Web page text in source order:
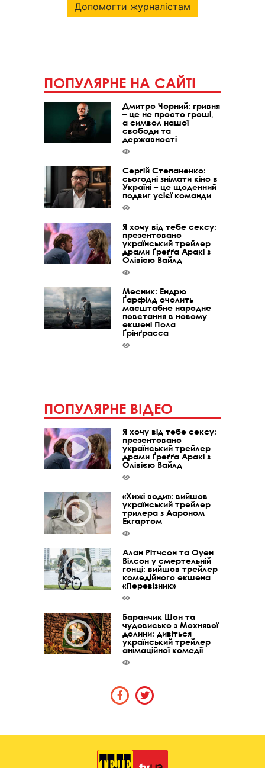
Допомогти журналістам
ПОПУЛЯРНЕ НА САЙТІ
Дмитро Чорний: гривня
– це не просто гроші,
а символ нашої
свободи та
державності
Сергій Степаненко:
сьогодні знімати кіно в
Україні – це щоденний
подвиг усієї команди
Я хочу від тебе сексу:
презентовано
український трейлер
драми Ґреґґа Аракі з
Олівією Вайлд
Месник: Ендрю
Ґарфілд очолить
масштабне народне
повстання в новому
екшені Пола
Ґрінґрасса
ПОПУЛЯРНЕ ВІДЕО
Я хочу від тебе сексу:
презентовано
український трейлер
драми Ґреґґа Аракі з
Олівією Вайлд
«Хижі води»: вийшов
український трейлер
трилера з Аароном
Екгартом
Алан Рітчсон та Оуен
Вілсон у смертельній
гонці: вийшов трейлер
комедійного екшена
«Перевізник»
Баранчик Шон та
чудовисько з Мохнявої
долини: дивіться
український трейлер
анімаційної комедії